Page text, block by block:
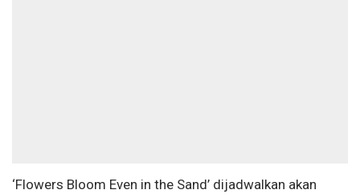
‘Flowers Bloom Even in the Sand’ dijadwalkan akan